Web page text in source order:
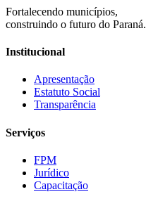
Fortalecendo municípios,
construindo o futuro do Paraná.
Institucional
Apresentação
Estatuto Social
Transparência
Serviços
FPM
Jurídico
Capacitação